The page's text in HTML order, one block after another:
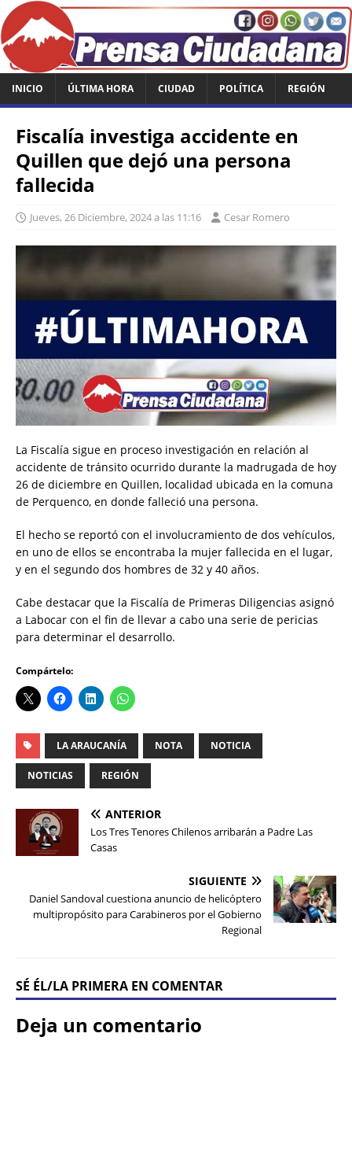
INICIO ÚLTIMA HORA CIUDAD POLÍTICA REGIÓN
Fiscalía investiga accidente en
Quillen que dejó una persona
fallecida
Jueves, 26 Diciembre, 2024 a las 11:16 Cesar Romero
La Fiscalía sigue en proceso investigación en relación al
accidente de tránsito ocurrido durante la madrugada de hoy
26 de diciembre en Quillen, localidad ubicada en la comuna
de Perquenco, en donde falleció una persona.
El hecho se reportó con el involucramiento de dos vehículos,
en uno de ellos se encontraba la mujer fallecida en el lugar,
y en el segundo dos hombres de 32 y 40 años.
Cabe destacar que la Fiscalía de Primeras Diligencias asignó
a Labocar con el fin de llevar a cabo una serie de pericias
para determinar el desarrollo.
Compártelo:
LA ARAUCANÍA NOTA NOTICIA
NOTICIAS REGIÓN
ANTERIOR
Los Tres Tenores Chilenos arribarán a Padre Las
Casas
SIGUIENTE
Daniel Sandoval cuestiona anuncio de helicóptero
multipropósito para Carabineros por el Gobierno
Regional
SÉ ÉL/LA PRIMERA EN COMENTAR
Deja un comentario